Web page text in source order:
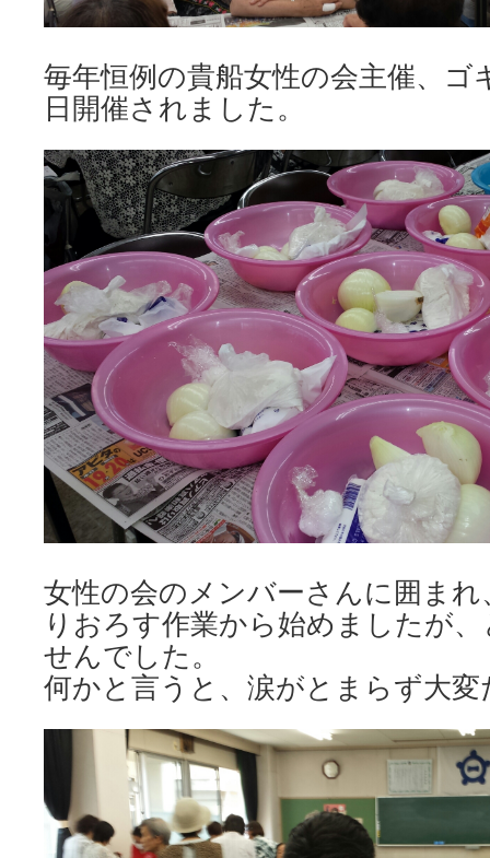
毎年恒例の貴船女性の会主催、ゴ
日開催されました。
女性の会のメンバーさんに囲ま
りおろす作業から始めましたが
せんでした。
何かと言うと、涙がとまらず大